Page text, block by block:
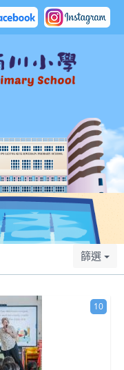
篩選
10